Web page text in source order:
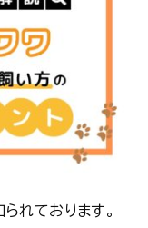
れております。